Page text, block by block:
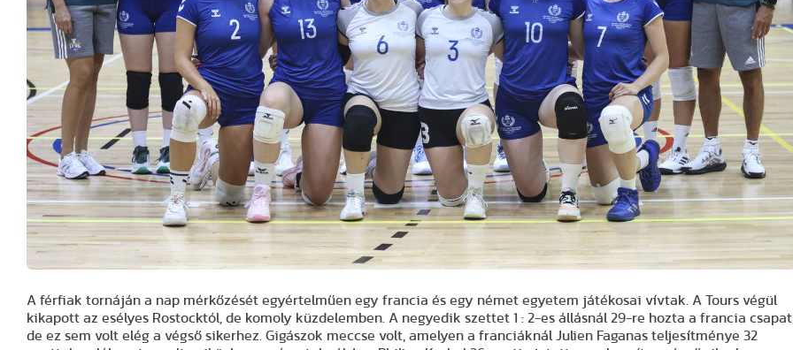
A férfiak tornáján a nap mérkőzését egyértelműen egy francia és egy német egyetem játékosai vívtak. A Tours végül
kikapott az esélyes Rostocktól, de komoly küzdelemben. A negyedik szettet 1 : 2-es állásnál 29-re hozta a francia csapat,
de ez sem volt elég a végső sikerhez. Gigászok meccse volt, amelyen a franciáknál Julien Faganas teljesítménye 32